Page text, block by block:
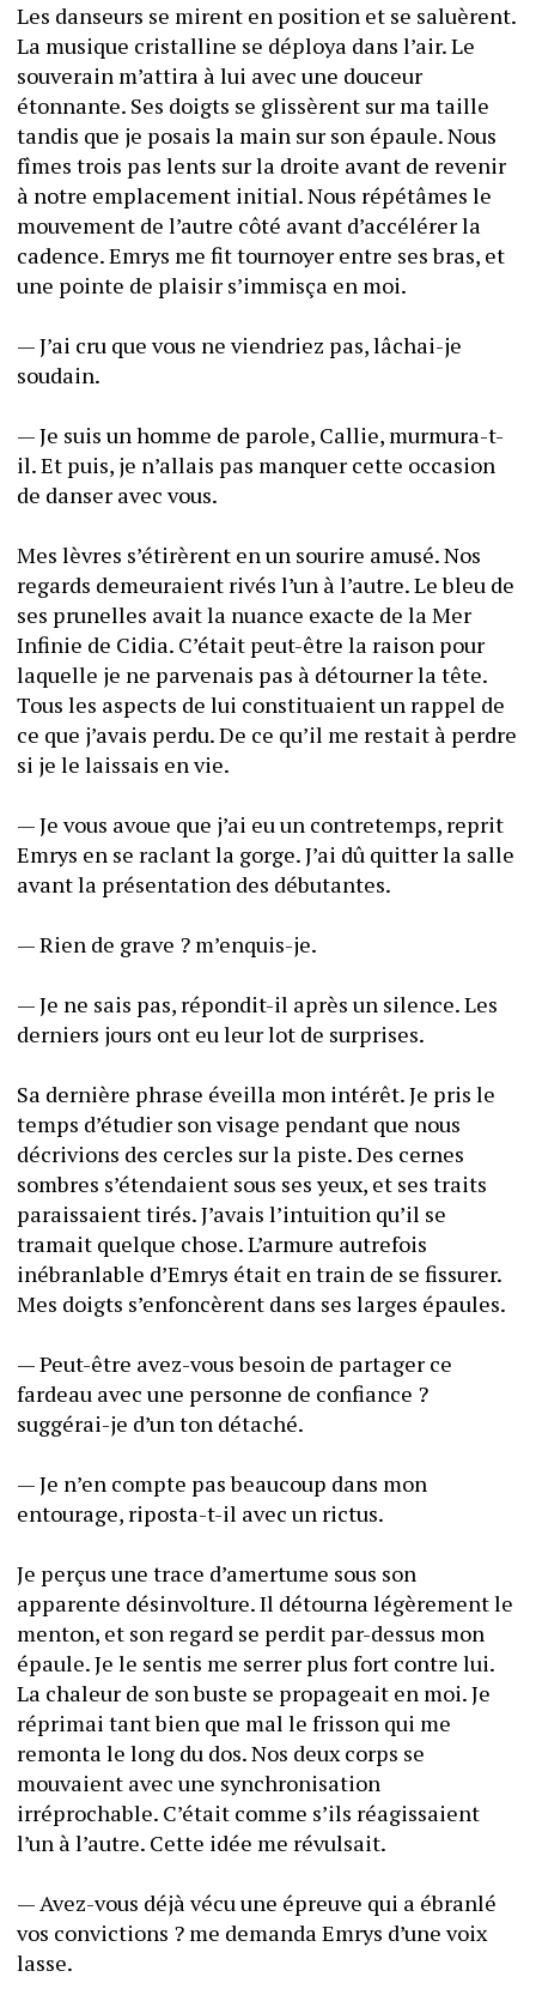
Les danseurs se mirent en position et se saluèrent.
La musique cristalline se déploya dans l’air. Le
souverain m’attira à lui avec une douceur
étonnante. Ses doigts se glissèrent sur ma taille
tandis que je posais la main sur son épaule. Nous
fîmes trois pas lents sur la droite avant de revenir
à notre emplacement initial. Nous répétâmes le
mouvement de l’autre côté avant d’accélérer la
cadence. Emrys me fit tournoyer entre ses bras, et
— J’ai cru que vous ne viendriez pas, lâchai-je
— Je suis un homme de parole, Callie, murmura-t-
il. Et puis, je n’allais pas manquer cette occasion
Mes lèvres s’étirèrent en un sourire amusé. Nos
regards demeuraient rivés l’un à l’autre. Le bleu de
ses prunelles avait la nuance exacte de la Mer
Infinie de Cidia. C’était peut-être la raison pour
laquelle je ne parvenais pas à détourner la tête.
Tous les aspects de lui constituaient un rappel de
ce que j’avais perdu. De ce qu’il me restait à perdre
— Je vous avoue que j’ai eu un contretemps, reprit
Emrys en se raclant la gorge. J’ai dû quitter la salle
— Je ne sais pas, répondit-il après un silence. Les
Sa dernière phrase éveilla mon intérêt. Je pris le
temps d’étudier son visage pendant que nous
décrivions des cercles sur la piste. Des cernes
sombres s’étendaient sous ses yeux, et ses traits
paraissaient tirés. J’avais l’intuition qu’il se
tramait quelque chose. L’armure autrefois
inébranlable d’Emrys était en train de se fissurer.
— Peut-être avez-vous besoin de partager ce
fardeau avec une personne de confiance ?
— Je n’en compte pas beaucoup dans mon
Je perçus une trace d’amertume sous son
apparente désinvolture. Il détourna légèrement le
menton, et son regard se perdit par-dessus mon
épaule. Je le sentis me serrer plus fort contre lui.
La chaleur de son buste se propageait en moi. Je
réprimai tant bien que mal le frisson qui me
remonta le long du dos. Nos deux corps se
mouvaient avec une synchronisation
irréprochable. C’était comme s’ils réagissaient
— Avez-vous déjà vécu une épreuve qui a ébranlé
vos convictions ? me demanda Emrys d’une voix
lasse.